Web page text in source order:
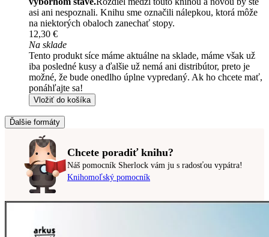
asi ani nespoznali. Knihu sme označili nálepkou, ktorá môže
na niektorých obaloch zanechať stopy.
12,30 €
Na sklade
Tento produkt síce máme aktuálne na sklade, máme však už
iba posledné kusy a ďalšie už nemá ani distribútor, preto je
možné, že bude onedlho úplne vypredaný. Ak ho chcete mať,
ponáhľajte sa!
Vložiť do košíka
Ďalšie formáty
Chcete poradiť knihu?
Náš pomocník Sherlock vám ju s radosťou vypátra!
Knihomoľský pomocník